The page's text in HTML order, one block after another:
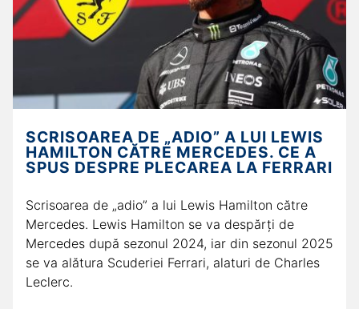
SCRISOAREA DE „ADIO” A LUI LEWIS
HAMILTON CĂTRE MERCEDES. CE A
SPUS DESPRE PLECAREA LA FERRARI
Scrisoarea de „adio” a lui Lewis Hamilton către
Mercedes. Lewis Hamilton se va despărți de
Mercedes după sezonul 2024, iar din sezonul 2025
se va alătura Scuderiei Ferrari, alaturi de Charles
Leclerc.